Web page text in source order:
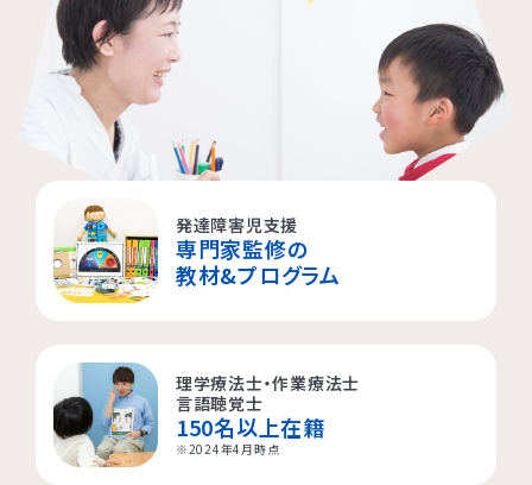
発達障害児支援
専門家監修の
教材&プログラム
理学療法士・作業療法士
言語聴覚士
150名以上在籍
※2024年4月時点
杉並区
大田区
荒川区
横浜市都筑区
横浜市旭区
横浜市青葉区
大阪市都島区